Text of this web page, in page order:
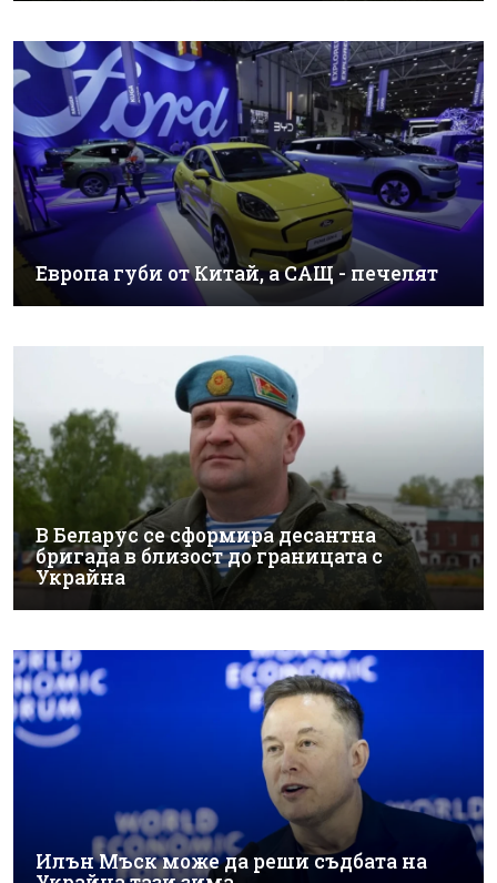
Европа губи от Китай, а САЩ - печелят
В Беларус се сформира десантна
бригада в близост до границата с
Украйна
Илън Мъск може да реши съдбата на